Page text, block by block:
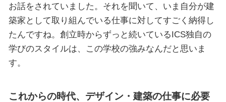
お話をされていました。それを聞いて、いま自分が建
築家として取り組んでいる仕事に対してすごく納得し
たんですね。創立時からずっと続いているICS独自の
学びのスタイルは、この学校の強みなんだと思いま
す。
これからの時代、デザイン・建築の仕事に必要